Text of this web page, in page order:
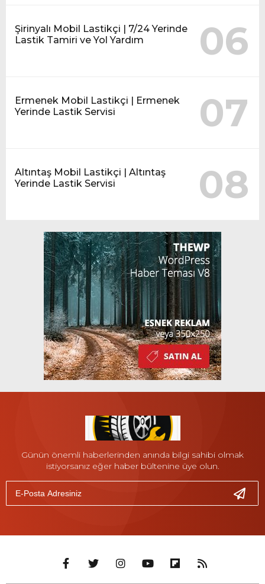
Şirinyalı Mobil Lastikçi | 7/24 Yerinde
Lastik Tamiri ve Yol Yardım
06
Ermenek Mobil Lastikçi | Ermenek
Yerinde Lastik Servisi
07
Altıntaş Mobil Lastikçi | Altıntaş
Yerinde Lastik Servisi
08
Günün önemli haberlerinden anında bilgi sahibi olmak
istiyorsanız eğer haber bültenine üye olun.